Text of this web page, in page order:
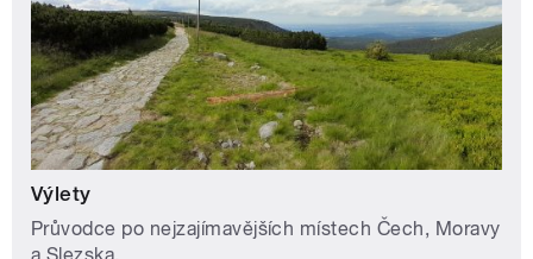
Výlety
Průvodce po nejzajímavějších místech Čech, Moravy